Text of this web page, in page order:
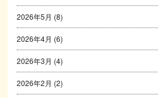
2026年5月 (8)
2026年4月 (6)
2026年3月 (4)
2026年2月 (2)